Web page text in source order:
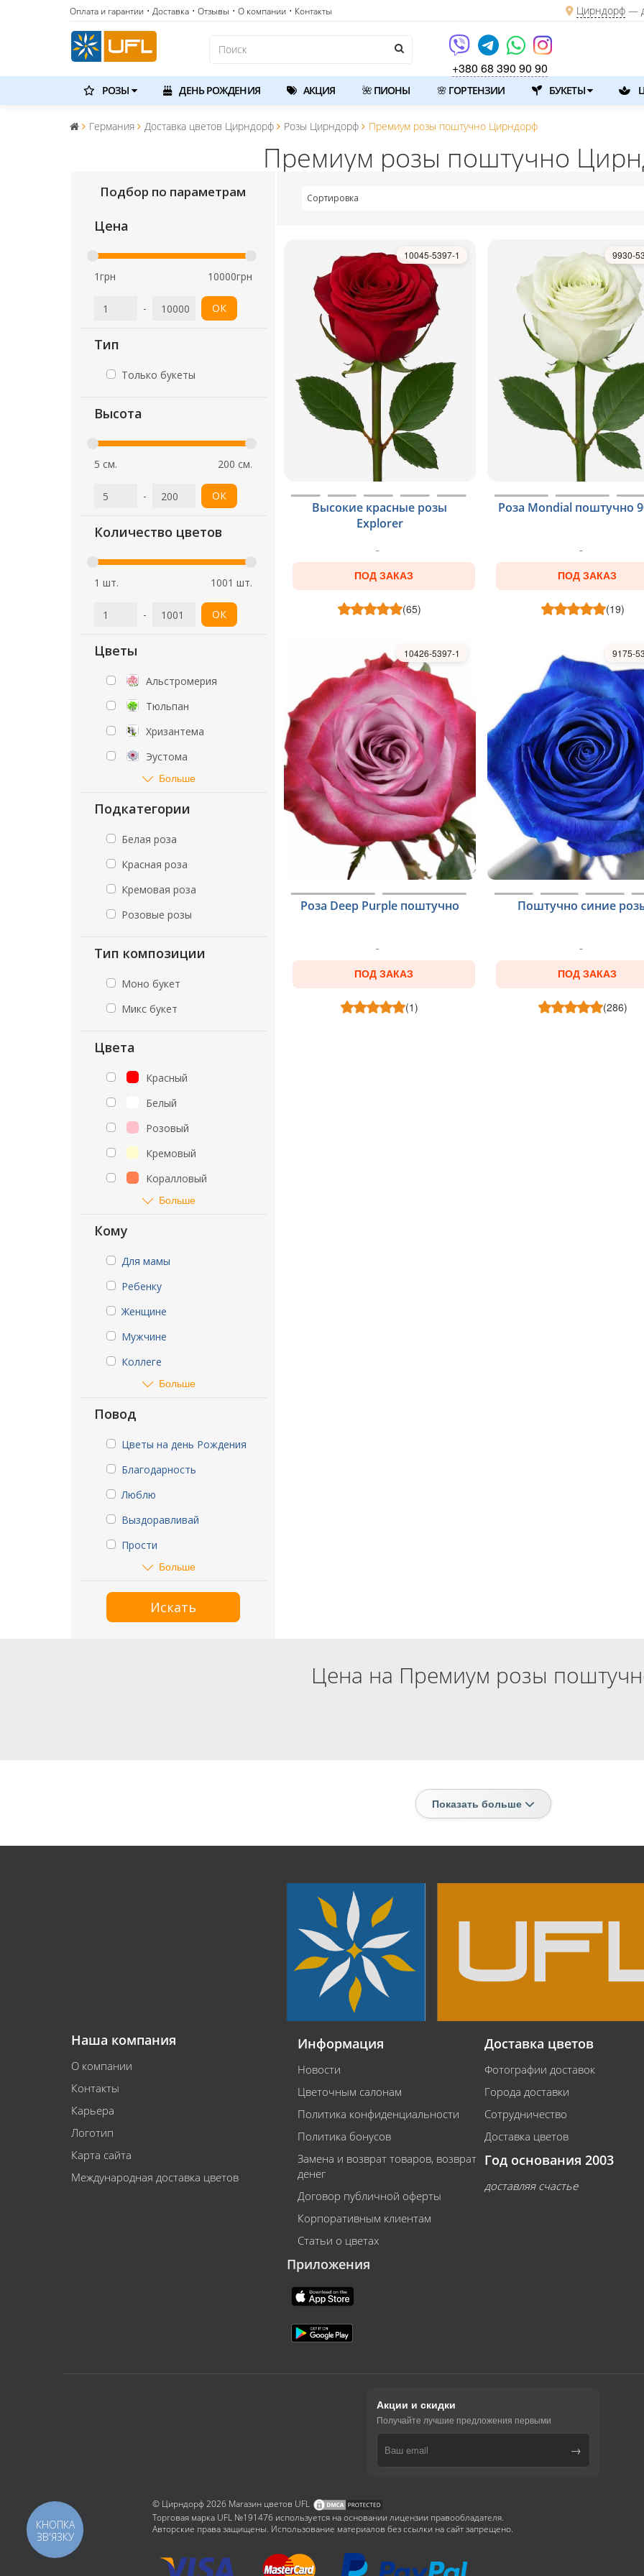
Оплата и гарантии • Доставка • Отзывы • О компании • Контакты Цирндорф—
+380 68 390 90 90
РОЗЫ ДЕНЬ РОЖДЕНИЯ АКЦИЯ 🌺 ПИОНЫ 🌸 ГОРТЕНЗИИ БУКЕТЫ
Германия Доставка цветов Цирндорф Розы Цирндорф Премиум розы поштучно Цирндорф
Премиум розы поштучно
Подбор по параметрам
Цена
1грн 10000грн
- ОК
Тип
Только букеты
Высота
5 см. 200 см.
- ОК
Количество цветов
1 шт. 1001 шт.
- ОК
Цветы
Альстромерия
Тюльпан
Хризантема
Эустома
Больше
Подкатегории
Белая роза
Красная роза
Кремовая роза
Розовые розы
Тип композиции
Моно букет
Микс букет
Цвета
Красный
Белый
Розовый
Кремовый
Коралловый
Больше
Кому
Для мамы
Ребенку
Женщине
Мужчине
Коллеге
Больше
Повод
Цветы на день Рождения
Благодарность
Люблю
Выздоравливай
Прости
Больше
Искать
Сортировка
Высокие красные розы
Explorer
10045-5397-1
ПОД ЗАКАЗ
(65)
Роза Mondial поштучно
9930-
ПОД ЗАКАЗ
(19)
Роза Deep Purple поштучно
10426-5397-1
ПОД ЗАКАЗ
(1)
Поштучно синие
9175-
ПОД ЗАКАЗ
(286)
Цена на Премиум розы
Показать больше
Наша компания
О компании
Контакты
Карьера
Логотип
Карта сайта
Международная доставка цветов
Информация
Новости
Цветочным салонам
Политика конфиденциальности
Политика бонусов
Замена и возврат товаров, возврат
денег
Договор публичной оферты
Корпоративным клиентам
Статьи о цветах
Приложения
Доставка цветов
Фотографии доставок
Города доставки
Сотрудничество
Доставка цветов
Год основания 2003
доставляя счастье
Акции и скидки
Получайте лучшие предложения первыми
→
© Цирндорф 2026 Магазин цветов UFL
Торговая марка UFL №191476 используется на основании лицензии правообладателя.
Авторские права защищены. Использование материалов без ссылки на сайт запрещено.
КНОПКА
ЗВ'ЯЗКУ